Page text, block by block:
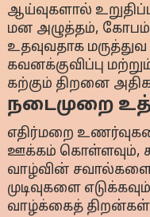
ஆய்வுகளால்
மன அழுத்தம்,
உதவுவதாக
கவனக்குவிப்பு
கற்கும் திறனை
நடைமுறை
எதிர்மறை
ஊக்கம் கொள்ளவும்,
வாழ்வின்
முடிவுகளை
வாழ்க்கைத்